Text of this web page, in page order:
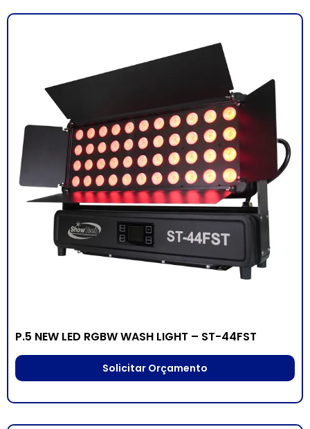
P.5 NEW LED RGBW WASH LIGHT – ST-44FST
Solicitar Orçamento